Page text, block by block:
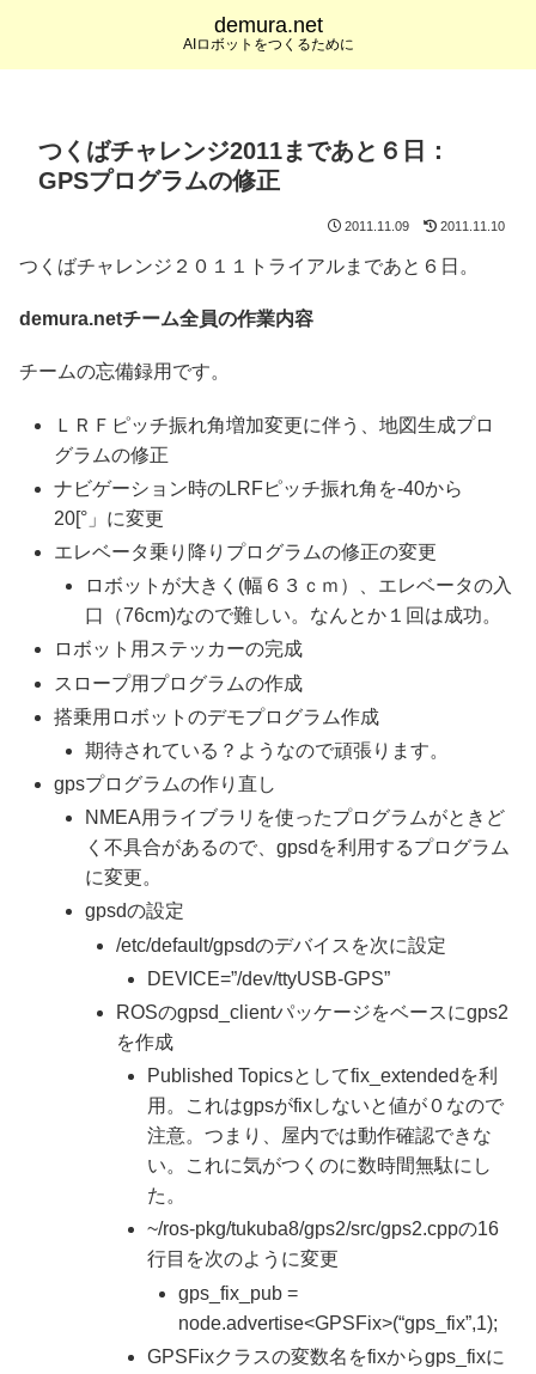
demura.net
AIロボットをつくるために
つくばチャレンジ2011まであと６日：
GPSプログラムの修正
2011.11.09 2011.11.10
つくばチャレンジ２０１１トライアルまであと６日。
demura.netチーム全員の作業内容
チームの忘備録用です。
ＬＲＦピッチ振れ角増加変更に伴う、地図生成プロ
グラムの修正
ナビゲーション時のLRFピッチ振れ角を-40から
20[°」に変更
エレベータ乗り降りプログラムの修正の変更
ロボットが大きく(幅６３ｃｍ）、エレベータの入
口（76cm)なので難しい。なんとか１回は成功。
ロボット用ステッカーの完成
スロープ用プログラムの作成
搭乗用ロボットのデモプログラム作成
期待されている？ようなので頑張ります。
gpsプログラムの作り直し
NMEA用ライブラリを使ったプログラムがときど
く不具合があるので、gpsdを利用するプログラム
に変更。
gpsdの設定
/etc/default/gpsdのデバイスを次に設定
DEVICE=”/dev/ttyUSB-GPS”
ROSのgpsd_clientパッケージをベースにgps2
を作成
Published Topicsとしてfix_extendedを利
用。これはgpsがfixしないと値が０なので
注意。つまり、屋内では動作確認できな
い。これに気がつくのに数時間無駄にし
た。
~/ros-pkg/tukuba8/gps2/src/gps2.cppの16
行目を次のように変更
gps_fix_pub =
node.advertise<GPSFix>(“gps_fix”,1);
GPSFixクラスの変数名をfixからgps_fixに